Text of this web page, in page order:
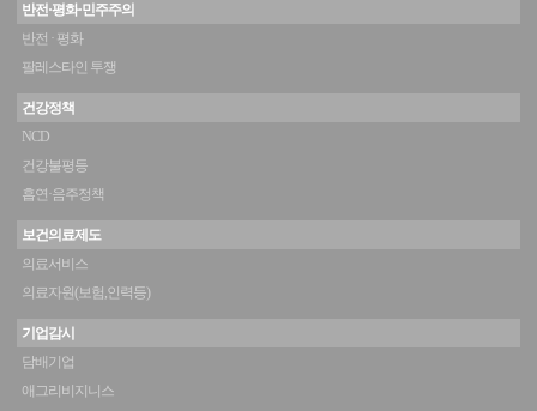
반전·평화·민주주의
반전 · 평화
팔레스타인 투쟁
건강정책
NCD
건강불평등
흡연·음주정책
보건의료제도
의료서비스
의료자원(보험,인력등)
기업감시
담배기업
애그리비지니스